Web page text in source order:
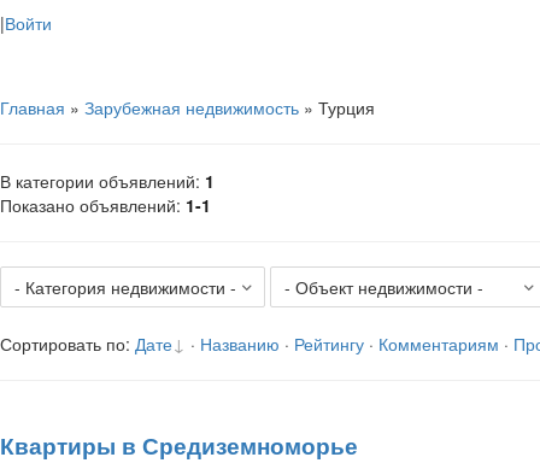
|Войти
Главная » Зарубежная недвижимость » Турция
В категории объявлений: 1
Показано объявлений: 1-1
Сортировать по: Дате · Названию · Рейтингу · Комментариям ·
Квартиры в Средиземноморье